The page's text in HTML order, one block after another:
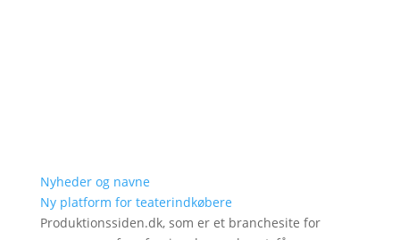
Nyheder og navne
Ny platform for teaterindkøbere
Produktionssiden.dk, som er et branchesite for